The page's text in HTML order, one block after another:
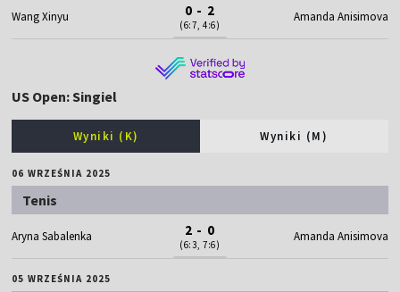
Wang Xinyu 0 - 2
(6:7, 4:6)
Amanda Anisimova
US Open: Singiel
Wyniki (K) Wyniki (M)
06 WRZEŚNIA 2025
Tenis
Aryna Sabalenka 2 - 0
(6:3, 7:6)
Amanda Anisimova
05 WRZEŚNIA 2025